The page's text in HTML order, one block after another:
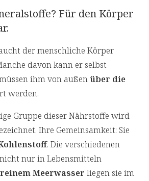
Für den Körper
der menschliche Körper
davon kann er selbst
ihm von außenüber die
werden.
Gruppe dieser Nährstoffe wird
Ihre Gemeinsamkeit: Sie
. Die verschiedenen
nur in Lebensmitteln
reinem Meerwasser liegen sie im